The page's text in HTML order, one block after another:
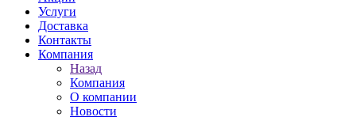
Услуги
Доставка
Контакты
Компания
Назад
Компания
О компании
Новости